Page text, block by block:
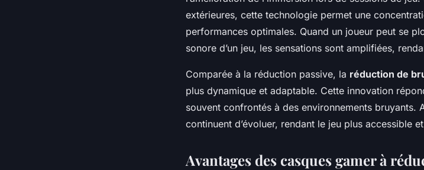
extérieures, cette technologie permet une
performances optimales. Quand un joueur peut se
sonore d’un jeu, les sensations sont amplifiées,
Comparée à la réduction passive, la réduction de
plus dynamique et adaptable. Cette innovation
souvent confrontés à des environnements bruyants.
continuent d’évoluer, rendant le jeu plus accessible
Avantages des casques gamer à